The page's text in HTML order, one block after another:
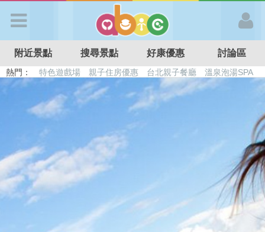
APP登入
首 頁
搜尋景點
好康優惠
附近景點 搜尋景點 好康優惠 討論區
熱門： 特色遊戲場 親子住房優惠 台北親子餐廳
溫泉泡湯SPA
溜滑梯民宿
觀光工廠 日本親子景點